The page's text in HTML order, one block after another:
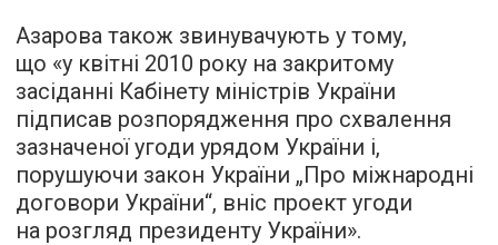
Азарова також звинувачують у тому,
що «у квітні 2010 року на закритому
засіданні Кабінету міністрів України
підписав розпорядження про схвалення
зазначеної угоди урядом України і,
порушуючи закон України „Про міжнародні
договори України“, вніс проект угоди
на розгляд президенту України».